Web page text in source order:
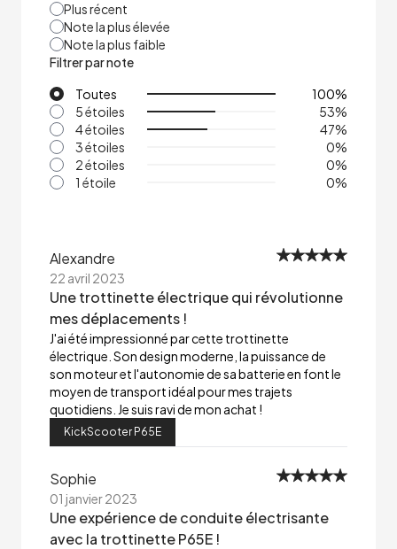
Plus récent
Note la plus élevée
Note la plus faible
Filtrer par note
Toutes
100%
5 étoiles
53%
4 étoiles
47%
3 étoiles
0%
2 étoiles
0%
1 étoile
0%
Alexandre
22 avril 2023
Une trottinette électrique qui révolutionne
mes déplacements !
J'ai été impressionné par cette trottinette
électrique. Son design moderne, la puissance de
son moteur et l'autonomie de sa batterie en font le
moyen de transport idéal pour mes trajets
quotidiens. Je suis ravi de mon achat !
KickScooter P65E
Sophie
01 janvier 2023
Une expérience de conduite électrisante
avec la trottinette P65E !